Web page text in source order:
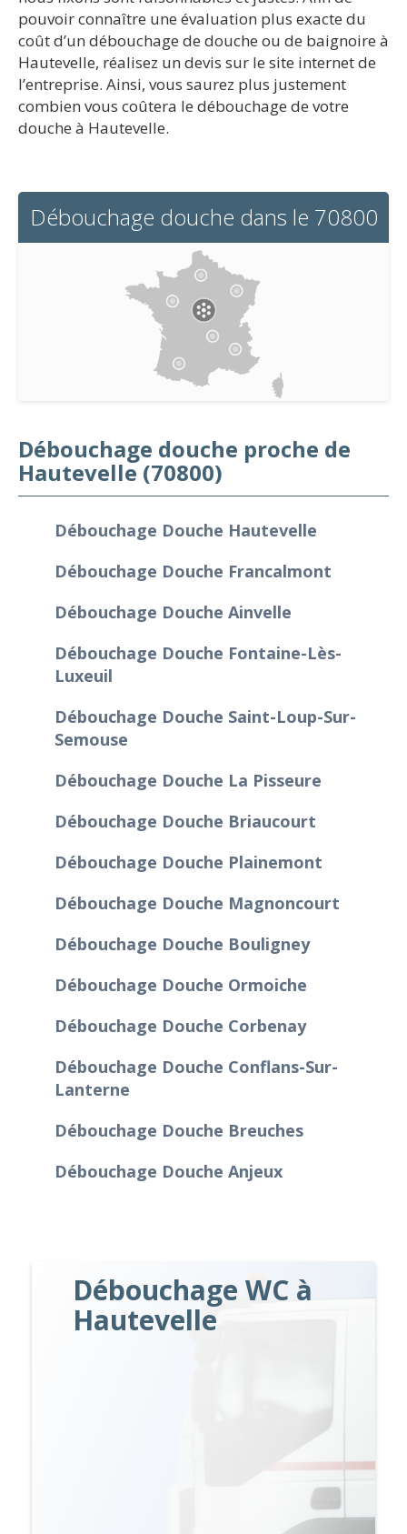
pouvoir connaître une évaluation plus exacte du
coût d’un débouchage de douche ou de baignoire à
Hautevelle, réalisez un devis sur le site internet de
l’entreprise. Ainsi, vous saurez plus justement
combien vous coûtera le débouchage de votre
douche à Hautevelle.
Débouchage douche dans le 70800
Débouchage douche proche de
Hautevelle (70800)
Débouchage Douche Hautevelle
Débouchage Douche Francalmont
Débouchage Douche Ainvelle
Débouchage Douche Fontaine-Lès-
Luxeuil
Débouchage Douche Saint-Loup-Sur-
Semouse
Débouchage Douche La Pisseure
Débouchage Douche Briaucourt
Débouchage Douche Plainemont
Débouchage Douche Magnoncourt
Débouchage Douche Bouligney
Débouchage Douche Ormoiche
Débouchage Douche Corbenay
Débouchage Douche Conflans-Sur-
Lanterne
Débouchage Douche Breuches
Débouchage Douche Anjeux
Débouchage WC à
Hautevelle